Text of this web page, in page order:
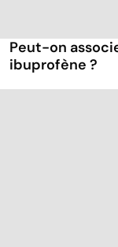
Peut-on
ibuprofène ?